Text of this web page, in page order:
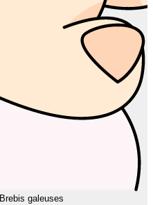
Brebis galeuses